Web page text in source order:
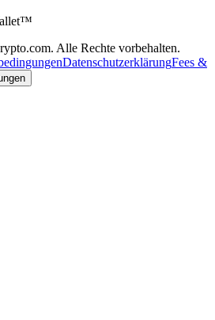
Alle Rechte vorbehalten.
DatenschutzerklärungFees &